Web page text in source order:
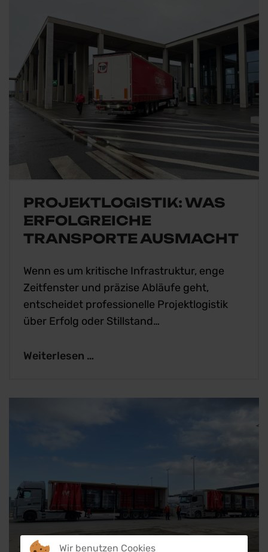
PROJEKTLOGISTIK: WAS
ERFOLGREICHE
TRANSPORTE AUSMACHT
Wenn es um kritische Infrastruktur, enge
Zeitfenster und präzise Abläufe geht,
entscheidet professionelle Projektlogistik
über Erfolg oder Stillstand…
Weiterlesen …
Wir benutzen Cookies